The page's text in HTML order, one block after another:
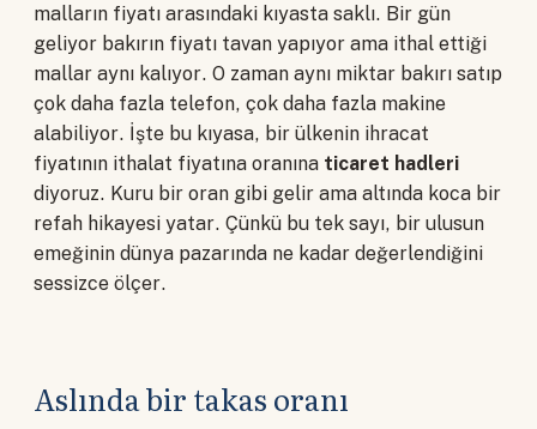
malların fiyatı arasındaki kıyasta saklı. Bir gün
geliyor bakırın fiyatı tavan yapıyor ama ithal ettiği
mallar aynı kalıyor. O zaman aynı miktar bakırı satıp
çok daha fazla telefon, çok daha fazla makine
alabiliyor. İşte bu kıyasa, bir ülkenin ihracat
fiyatının ithalat fiyatına oranına ticaret hadleri
diyoruz. Kuru bir oran gibi gelir ama altında koca bir
refah hikayesi yatar. Çünkü bu tek sayı, bir ulusun
emeğinin dünya pazarında ne kadar değerlendiğini
sessizce ölçer.
Aslında bir takas oranı